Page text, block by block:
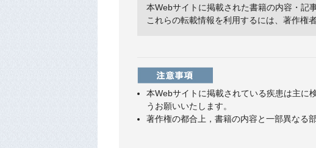
本Webサイトに掲載された書籍の内容・記
これらの転載情報を利用するには、著作権
本Webサイトに掲載されている疾患は主に
うお願いいたします。
著作権の都合上，書籍の内容と一部異なる